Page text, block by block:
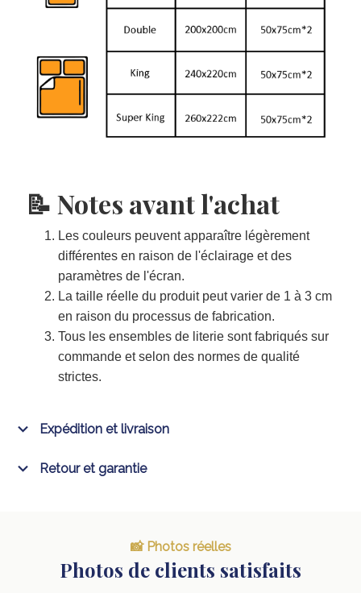
📝 Notes avant l'achat
Les couleurs peuvent apparaître légèrement
différentes en raison de l'éclairage et des
paramètres de l'écran.
La taille réelle du produit peut varier de 1 à 3 cm
en raison du processus de fabrication.
Tous les ensembles de literie sont fabriqués sur
commande et selon des normes de qualité
strictes.
Expédition et livraison
Retour et garantie
📸 Photos réelles
Photos de clients satisfaits